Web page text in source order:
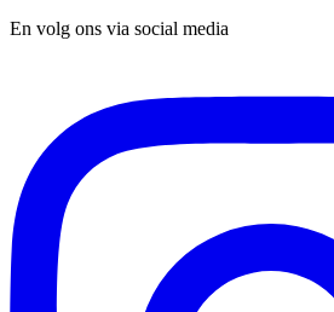
En volg ons via social media